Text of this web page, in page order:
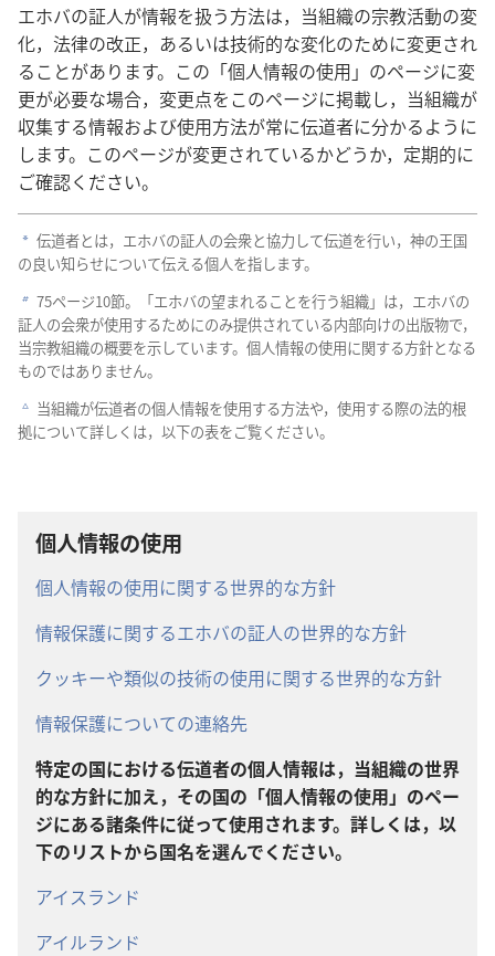
エホバの証人が情報を扱う方法は，当組織の宗教活動の変
化，法律の改正，あるいは技術的な変化のために変更され
ることがあります。この「個人情報の使用」のページに変
更が必要な場合，変更点をこのページに掲載し，当組織が
収集する情報および使用方法が常に伝道者に分かるように
します。このページが変更されているかどうか，定期的に
ご確認ください。
a 伝道者とは，エホバの証人の会衆と協力して伝道を行い，神の王国
の良い知らせについて伝える個人を指します。
b 75ページ10節。「エホバの望まれることを行う組織」は，エホバの
証人の会衆が使用するためにのみ提供されている内部向けの出版物で，
当宗教組織の概要を示しています。個人情報の使用に関する方針となる
ものではありません。
c 当組織が伝道者の個人情報を使用する方法や，使用する際の法的根
拠について詳しくは，以下の表をご覧ください。
個人情報の使用
個人情報の使用に関する世界的な方針
情報保護に関するエホバの証人の世界的な方針
クッキーや類似の技術の使用に関する世界的な方針
情報保護についての連絡先
特定の国における伝道者の個人情報は，当組織の世界
的な方針に加え，その国の「個人情報の使用」のペー
ジにある諸条件に従って使用されます。詳しくは，以
下のリストから国名を選んでください。
アイスランド
アイルランド